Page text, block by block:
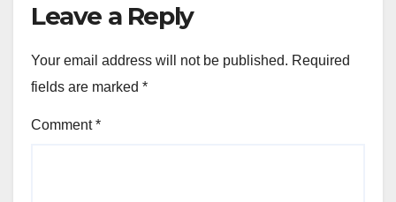
Leave a Reply
Your email address will not be published. Required
fields are marked *
Comment*